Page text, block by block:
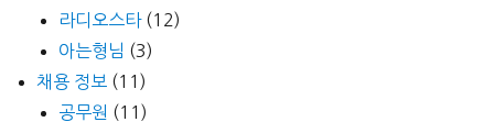
라디오스타(12)
아는형님 (3)
채용 정보 (11)
공무원 (11)